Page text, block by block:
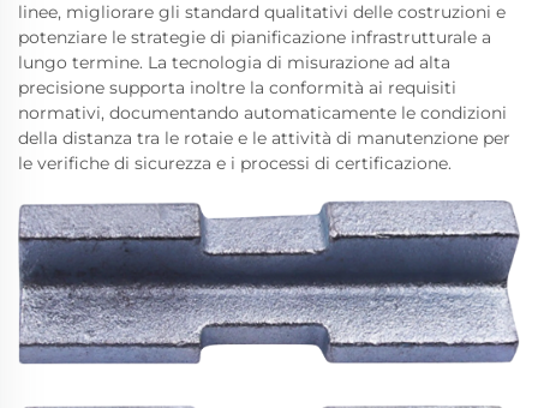
linee, migliorare gli standard qualitativi delle costruzioni e
potenziare le strategie di pianificazione infrastrutturale a
lungo termine. La tecnologia di misurazione ad alta
precisione supporta inoltre la conformità ai requisiti
normativi, documentando automaticamente le condizioni
della distanza tra le rotaie e le attività di manutenzione per
le verifiche di sicurezza e i processi di certificazione.